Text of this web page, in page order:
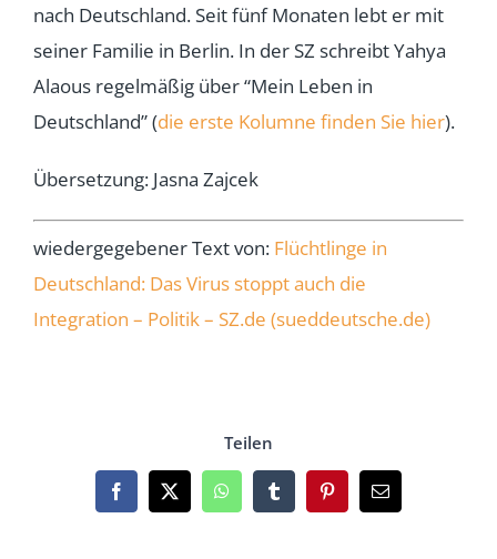
nach Deutschland. Seit fünf Monaten lebt er mit
seiner Familie in Berlin. In der SZ schreibt Yahya
Alaous regelmäßig über “Mein Leben in
Deutschland” (die erste Kolumne finden Sie hier).
Übersetzung: Jasna Zajcek
wiedergegebener Text von: Flüchtlinge in
Deutschland: Das Virus stoppt auch die
Integration – Politik – SZ.de (sueddeutsche.de)
Teilen
Facebook
X WhatsAppTumblrPinterestEmail